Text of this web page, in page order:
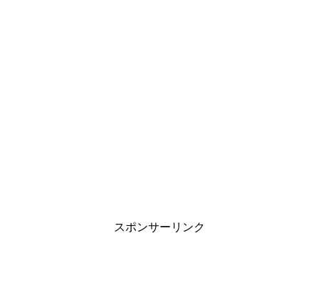
スポンサーリンク